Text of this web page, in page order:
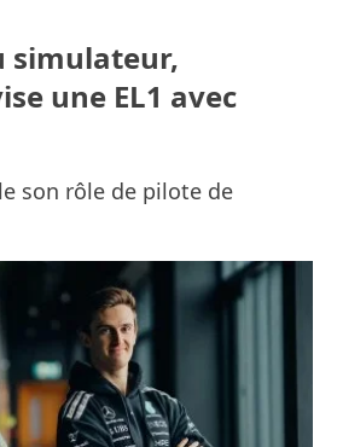
simulateur,
une EL1 avec
son rôle de pilote de